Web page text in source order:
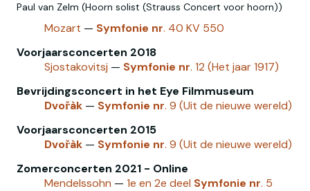
Paul van Zelm (Hoorn solist (Strauss Concert voor hoorn))
Mozart‎ — Symfonie nr. 40 KV 550
Voorjaarsconcerten 2018
Sjostakovitsj — Symfonie nr. 12 (Het jaar 1917)
Bevrijdingsconcert in het Eye Filmmuseum
Dvořàk — Symfonie nr. 9 (Uit de nieuwe wereld)
Voorjaarsconcerten 2015
Dvořàk — Symfonie nr. 9 (Uit de nieuwe wereld)
Zomerconcerten 2021 - Online
Mendelssohn — 1e en 2e deel Symfonie nr. 5